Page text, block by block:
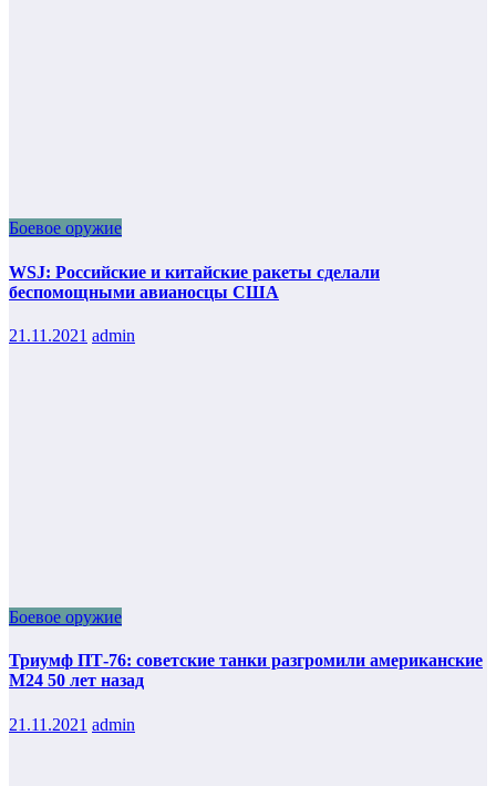
Боевое оружие
WSJ: Российские и китайские ракеты сделали
беспомощными авианосцы США
21.11.2021 admin
Боевое оружие
Триумф ПТ-76: советские танки разгромили американские
М24 50 лет назад
21.11.2021 admin